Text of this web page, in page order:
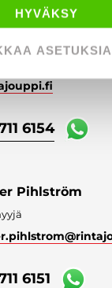
HYVÄKSY
ASETUKSIA
Kontuniemi
6154
Pihlström
6151